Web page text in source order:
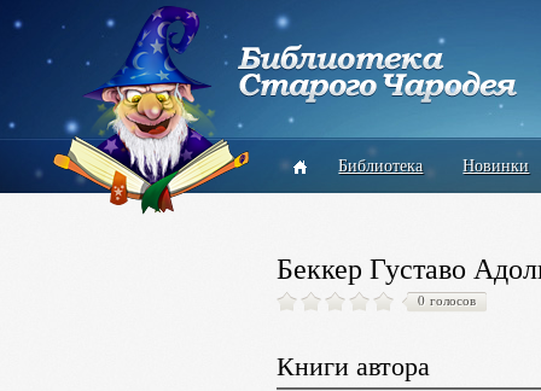
Библиотека Новинки
Беккер Густаво
0 голосов
Книги автора